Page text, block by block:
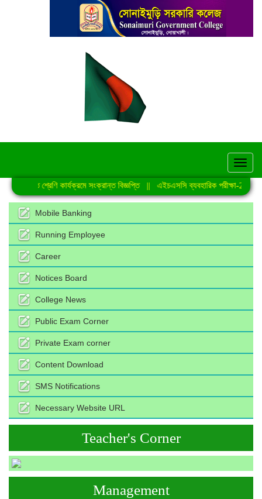
নিয়মিত শ্রেণি কার্যক্রমে সংক্রান্ত বিজ্ঞপ্তি|| এইচএসসি ব্যবহারিক পরীক্ষা-2026
Mobile Banking
Running Employee
Career
Notices Board
College News
Public Exam Corner
Private Exam corner
Content Download
SMS Notifications
Necessary Website URL
Teacher's Corner
Management